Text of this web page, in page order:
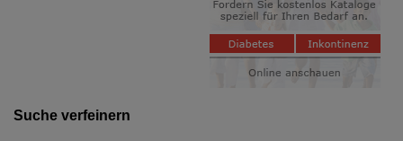
Suche verfeinern